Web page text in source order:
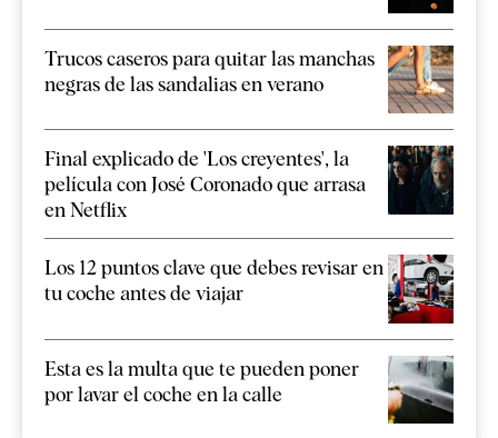
Trucos caseros para quitar las manchas
negras de las sandalias en verano
Final explicado de 'Los creyentes', la
película con José Coronado que arrasa
en Netflix
Los 12 puntos clave que debes revisar en
tu coche antes de viajar
Esta es la multa que te pueden poner
por lavar el coche en la calle